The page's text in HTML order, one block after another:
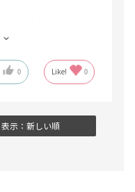
0 Like! 0
表示：新しい順